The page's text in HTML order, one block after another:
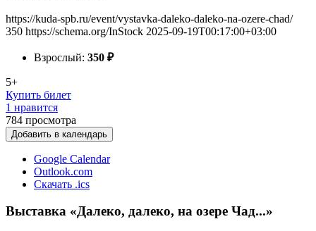
https://kuda-spb.ru/event/vystavka-daleko-daleko-na-ozere-chad/
350 https://schema.org/InStock 2025-09-19T00:17:00+03:00
Взрослый: 350 ₽
5+
Купить билет
1 нравится
784 просмотра
Добавить в календарь
Google Calendar
Outlook.com
Скачать .ics
Выставка «Далеко, далеко, на озере Чад...»